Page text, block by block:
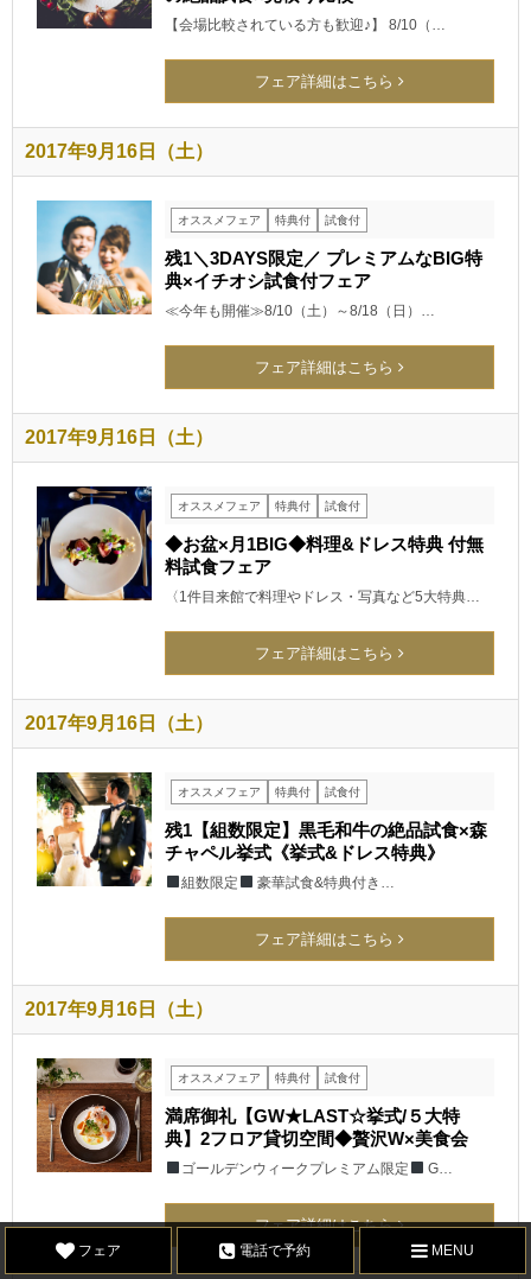
【会場比較されている方も歓迎♪】 8/10（…
フェア詳細はこちら
2017年9月16日（土）
オススメフェア 特典付 試食付
残1＼3DAYS限定／ プレミアムなBIG特
典×イチオシ試食付フェア
≪今年も開催≫8/10（土）～8/18（日）…
フェア詳細はこちら
2017年9月16日（土）
オススメフェア 特典付 試食付
◆お盆×月1BIG◆料理&ドレス特典 付無
料試食フェア
〈1件目来館で料理やドレス・写真など5大特典…
フェア詳細はこちら
2017年9月16日（土）
オススメフェア 特典付 試食付
残1【組数限定】黒毛和牛の絶品試食×森
チャペル挙式《挙式&ドレス特典》
組数限定 豪華試食&特典付き…
フェア詳細はこちら
2017年9月16日（土）
オススメフェア 特典付 試食付
満席御礼【GW★LAST☆挙式/５大特
典】2フロア貸切空間◆贅沢W×美食会
ゴールデンウィークプレミアム限定 G…
フェア詳細はこちら
フェア 電話で予約 MENU